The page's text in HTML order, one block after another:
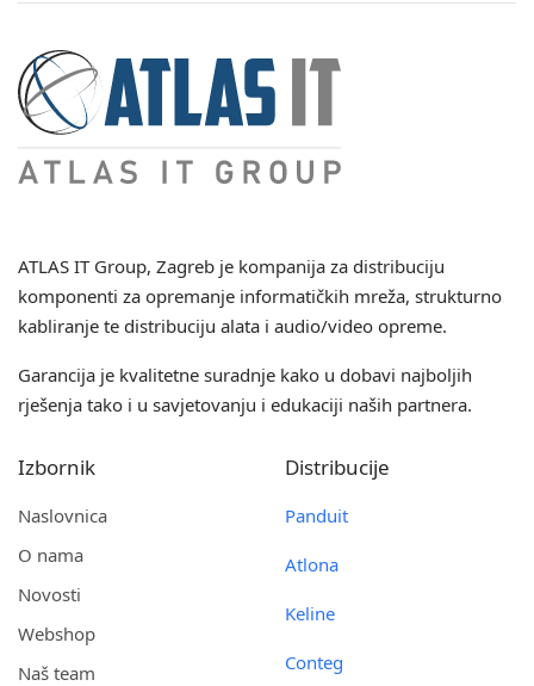
ATLAS IT Group, Zagreb je kompanija za distribuciju
komponenti za opremanje informatičkih mreža, strukturno
kabliranje te distribuciju alata i audio/video opreme.
Garancija je kvalitetne suradnje kako u dobavi najboljih
rješenja tako i u savjetovanju i edukaciji naših partnera.
Izbornik
Naslovnica
O nama
Novosti
Webshop
Naš team
Distribucije
Panduit
Atlona
Keline
Conteg